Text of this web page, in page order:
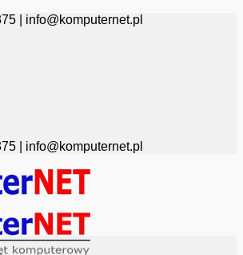
| info@komputernet.pl
| info@komputernet.pl